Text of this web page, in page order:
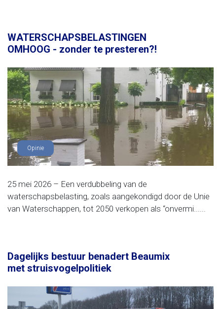
WATERSCHAPSBELASTINGEN
OMHOOG - zonder te presteren?!
Opinie
25 mei 2026 – Een verdubbeling van de
waterschapsbelasting, zoals aangekondigd door de Unie
van Waterschappen, tot 2050 verkopen als “onvermi......
Dagelijks bestuur benadert Beaumix
met struisvogelpolitiek